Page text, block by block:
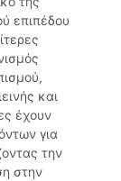
επιπέδου
και
έχουν
για
την
στην